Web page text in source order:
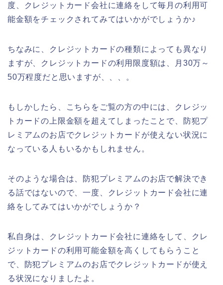
度、クレジットカード会社に連絡をして毎月の利用可
能金額をチェックされてみてはいかがでしょうか♪
ちなみに、クレジットカードの種類によっても異なり
ますが、クレジットカードの利用限度額は、月30万～
50万程度だと思いますが、、、。
もしかしたら、こちらをご覧の方の中には、クレジッ
トカードの上限金額を超えてしまったことで、防犯プ
レミアムのお店でクレジットカードが使えない状況に
なっている人もいるかもしれません。
そのような場合は、防犯プレミアムのお店で解決でき
る話ではないので、一度、クレジットカード会社に連
絡をしてみてはいかがでしょうか？
私自身は、クレジットカード会社に連絡をして、クレ
ジットカードの利用可能金額を高くしてもらうこと
で、防犯プレミアムのお店でクレジットカードが使え
る状況になりましたよ。